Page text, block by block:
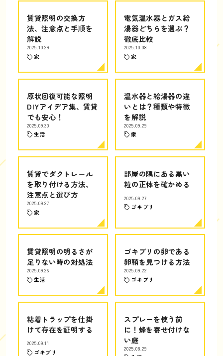
賃貸照明の交換方
法、注意点と手順を
解説
2025.10.29
家
電気温水器とガス給
湯器どちらを選ぶ？
徹底比較
2025.10.08
家
原状回復可能な照明
DIYアイデア集、賃貸
でも安心！
2025.09.30
生活
温水器と給湯器の違
いとは？種類や特徴
を解説
2025.09.29
家
賃貸でダクトレール
を取り付ける方法、
注意点と選び方
2025.09.27
家
部屋の隅にある黒い
粒の正体を確かめる
2025.09.27
ゴキブリ
賃貸照明の明るさが
足りない時の対処法
2025.09.26
生活
ゴキブリの卵である
卵鞘を見つける方法
2025.09.22
ゴキブリ
粘着トラップを仕掛
けて存在を証明する
2025.09.11
ゴキブリ
スプレーを使う前
に！蜂を寄せ付けな
い庭
2025.08.29